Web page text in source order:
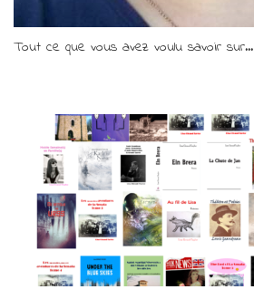
Tout ce que vous avez voulu savoir sur...